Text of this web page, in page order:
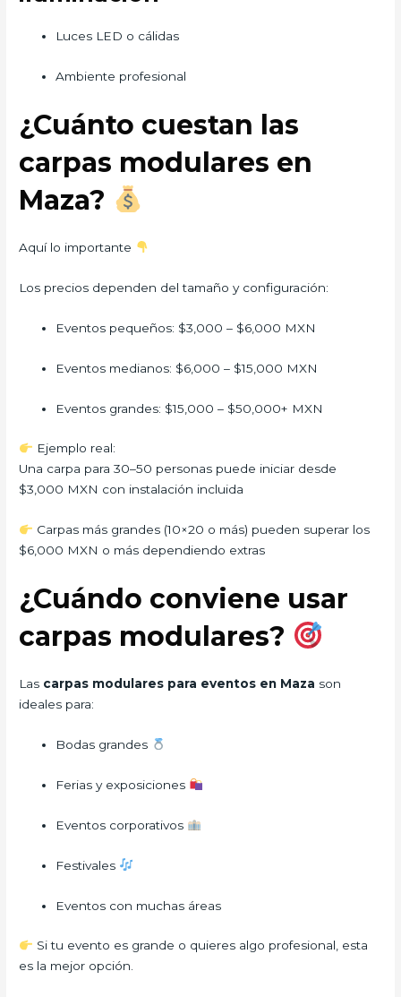
Luces LED o cálidas
Ambiente profesional
¿Cuánto cuestan las
carpas modulares en
Maza?
Aquí lo importante
Los precios dependen del tamaño y configuración:
Eventos pequeños: $3,000 – $6,000 MXN
Eventos medianos: $6,000 – $15,000 MXN
Eventos grandes: $15,000 – $50,000+ MXN
Ejemplo real:
Una carpa para 30–50 personas puede iniciar desde
$3,000 MXN con instalación incluida
Carpas más grandes (10×20 o más) pueden superar los
$6,000 MXN o más dependiendo extras
¿Cuándo conviene usar
carpas modulares?
Las carpas modulares para eventos en Maza son
ideales para:
Bodas grandes
Ferias y exposiciones
Eventos corporativos
Festivales
Eventos con muchas áreas
Si tu evento es grande o quieres algo profesional, esta
es la mejor opción.